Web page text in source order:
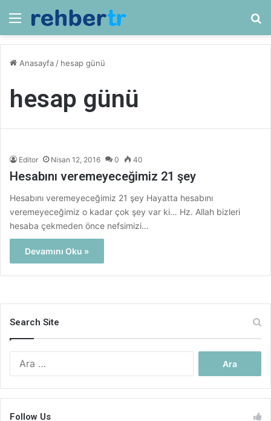
Menü
Anasayfa / hesap günü
hesap günü
Editor Nisan 12, 2016 0 40
Hesabını veremeyeceğimiz 21 şey
Hesabını veremeyeceğimiz 21 şey Hayatta hesabını
veremeyeceğimiz o kadar çok şey var ki… Hz. Allah bizleri
hesaba çekmeden önce nefsimizi…
Devamını Oku »
Search Site
Follow Us